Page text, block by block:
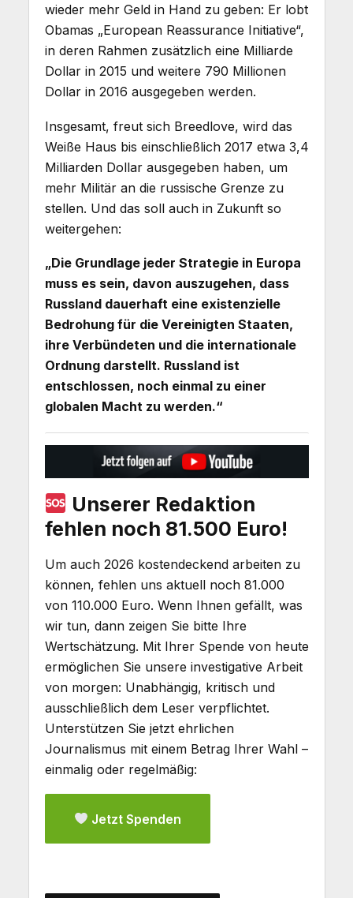
wieder mehr Geld in Hand zu geben: Er lobt
Obamas „European Reassurance Initiative“,
in deren Rahmen zusätzlich eine Milliarde
Dollar in 2015 und weitere 790 Millionen
Dollar in 2016 ausgegeben werden.
Insgesamt, freut sich Breedlove, wird das
Weiße Haus bis einschließlich 2017 etwa 3,4
Milliarden Dollar ausgegeben haben, um
mehr Militär an die russische Grenze zu
stellen. Und das soll auch in Zukunft so
weitergehen:
„Die Grundlage jeder Strategie in Europa
muss es sein, davon auszugehen, dass
Russland dauerhaft eine existenzielle
Bedrohung für die Vereinigten Staaten,
ihre Verbündeten und die internationale
Ordnung darstellt. Russland ist
entschlossen, noch einmal zu einer
globalen Macht zu werden.“
Unserer Redaktion
fehlen noch 81.500 Euro!
Um auch 2026 kostendeckend arbeiten zu
können, fehlen uns aktuell noch 81.000
von 110.000 Euro. Wenn Ihnen gefällt, was
wir tun, dann zeigen Sie bitte Ihre
Wertschätzung. Mit Ihrer Spende von heute
ermöglichen Sie unsere investigative Arbeit
von morgen: Unabhängig, kritisch und
ausschließlich dem Leser verpflichtet.
Unterstützen Sie jetzt ehrlichen
Journalismus mit einem Betrag Ihrer Wahl –
einmalig oder regelmäßig:
Jetzt Spenden